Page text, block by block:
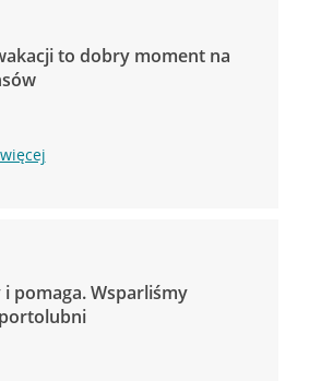
to dobry moment na
i pomaga. Wsparliśmy